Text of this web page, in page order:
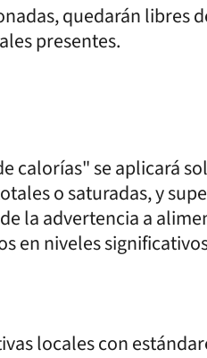
quedarán libres
presentes.
calorías" se aplicará
o saturadas, y
la advertencia a
en niveles
locales con